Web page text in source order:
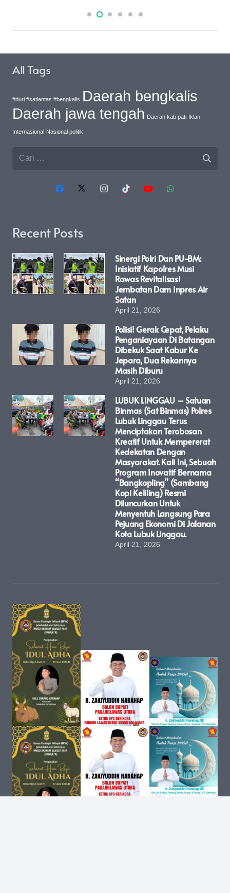
Recent Posts
Sinergi Polri Dan PU-BM:
Inisiatif Kapolres Musi
Rawas Revitalisasi
Jembatan Dam Inpres Air
Satan
April 21, 2026
Polisi! Gerak Cepat, Pelaku
Penganiayaan Di Batangan
Dibekuk Saat Kabur Ke
Jepara, Dua Rekannya
Masih Diburu
April 21, 2026
LUBUK LINGGAU – Satuan
Binmas (Sat Binmas) Polres
Lubuk Linggau Terus
Menciptakan Terobosan
Kreatif Untuk Mempererat
Kedekatan Dengan
Masyarakat. Kali Ini, Sebuah
Program Inovatif Bernama
“Bangkopling” (Sambang
Kopi Keliling) Resmi
Diluncurkan Untuk
Menyentuh Langsung Para
Pejuang Ekonomi Di Jalanan
Kota Lubuk Linggau.
April 21, 2026
All Tags
#duri #satlantas #bengkalis Daerah bengkalis
Daerah jawa tengah Daerah kab pati Iklan
Internasional Nasional politik
Cari